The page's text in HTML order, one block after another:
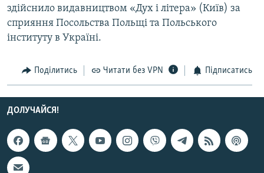
здійснило видавництвом «Дух і літера» (Київ) за
сприяння Посольства Польщі та Польського
інституту в Україні.
Поділитись Читати без VPN Підписатись
ДОЛУЧАЙСЯ!